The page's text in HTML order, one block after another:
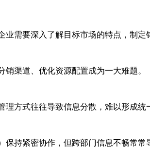
需要深入了解目标市场的特点，制定
渠道、优化资源配置成为一大难题。
方式往往导致信息分散，难以形成统
持紧密协作，但跨部门信息不畅常常